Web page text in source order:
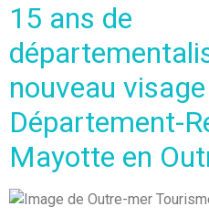
15 ans de
nouveau
Département-
Mayotte en